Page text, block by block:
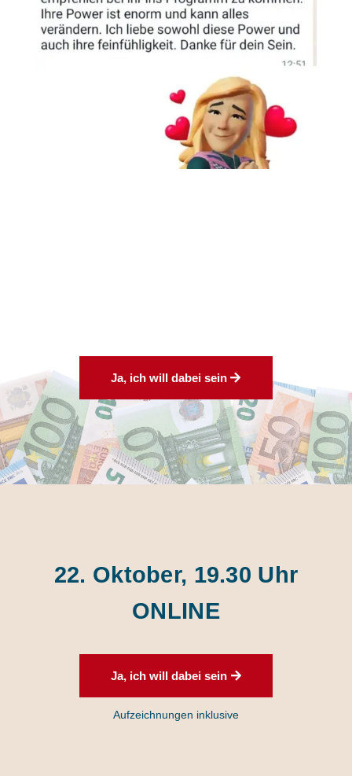
Ja, ich will dabei sein
22. Oktober, 19.30 Uhr
ONLINE
Ja, ich will dabei sein
Aufzeichnungen inklusive